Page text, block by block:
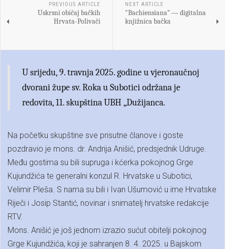
PREVIOUS ARTICLE
Uskrsni običaj bačkih
Hrvata-Polivači
NEXT ARTICLE
"Bachiensiana” — digitalna
knjižnica bačka
U srijedu, 9. travnja 2025. godine u vjeronaučnoj
dvorani župe sv. Roka u Subotici održana je
redovita, 11. skupština UBH „Dužijanca.
Na početku skupštine sve prisutne članove i goste
pozdravio je mons. dr. Andrija Anišić, predsjednik Udruge.
Među gostima su bili supruga i kćerka pokojnog Grge
Kujundžića te generalni konzul R. Hrvatske u Subotici,
Velimir Pleša. S nama su bili i Ivan Ušumović u ime Hrvatske
Riječi i Josip Stantić, novinar i snimatelj hrvatske redakcije
RTV.
Mons. Anišić je još jednom izrazio sućut obitelji pokojnog
Grge Kujundžića, koji je sahranjen 8. 4. 2025. u Bajskom